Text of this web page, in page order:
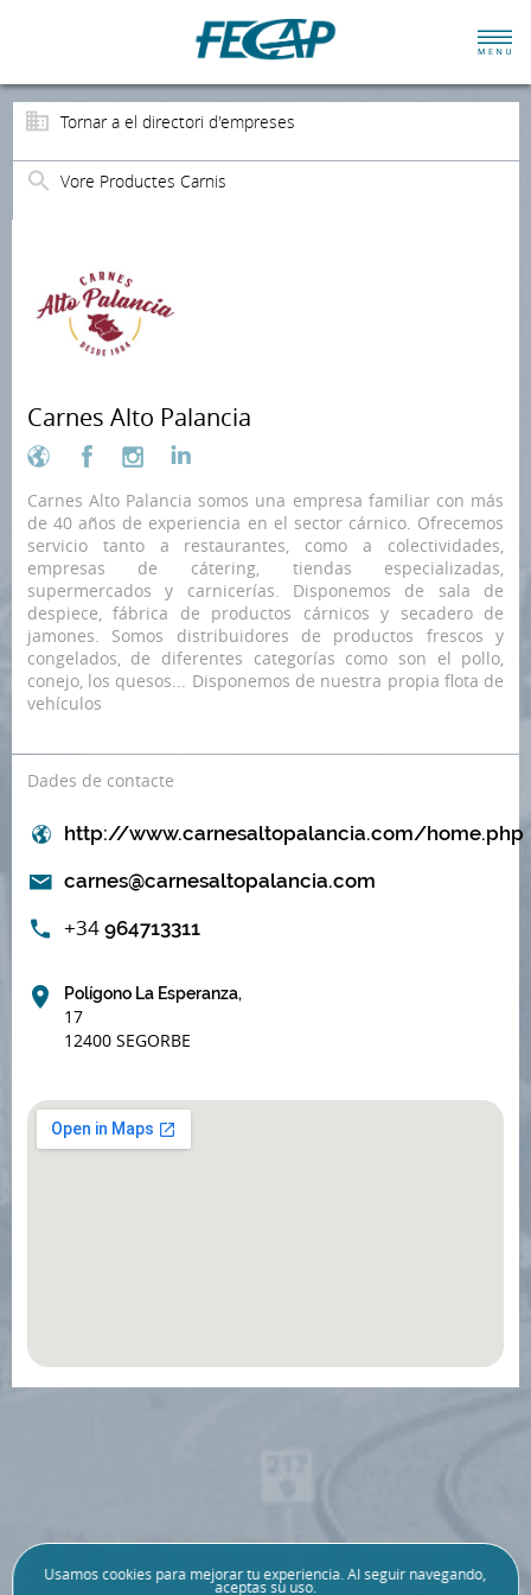
Tornar a el directori d'empreses
Vore Productes Carnis
Carnes Alto Palancia
Carnes Alto Palancia somos una empresa familiar con más
de 40 años de experiencia en el sector cárnico. Ofrecemos
servicio tanto a restaurantes, como a colectividades,
empresas de cátering, tiendas especializadas,
supermercados y carnicerías. Disponemos de sala de
despiece, fábrica de productos cárnicos y secadero de
jamones. Somos distribuidores de productos frescos y
congelados, de diferentes categorías como son el pollo,
conejo, los quesos... Disponemos de nuestra propia flota de
vehículos
Dades de contacte
http://www.carnesaltopalancia.com/home.php
carnes@carnesaltopalancia.com
+34 964713311
Polígono La Esperanza,
17
12400 SEGORBE
Usamoscookies para mejorar tu experiencia. Al seguir navegando,
aceptas su uso.